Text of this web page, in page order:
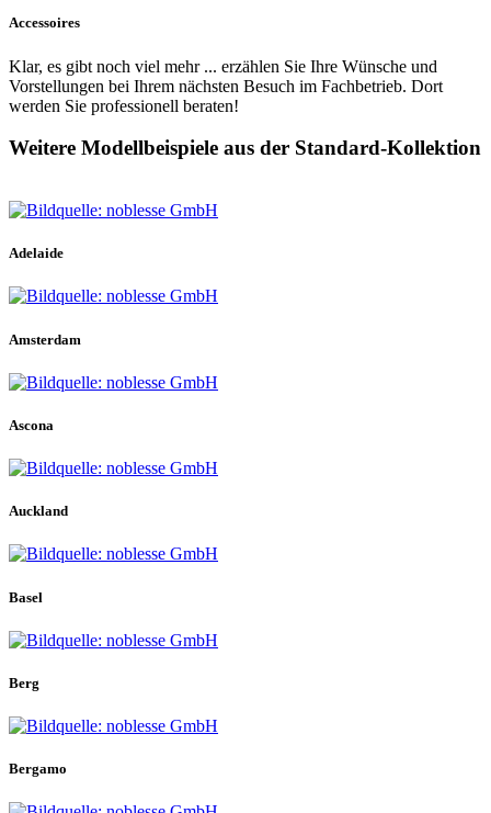
Accessoires
Klar, es gibt noch viel mehr ... erzählen Sie Ihre Wünsche und
Vorstellungen bei Ihrem nächsten Besuch im Fachbetrieb. Dort
werden Sie professionell beraten!
Weitere Modellbeispiele aus der Standard-Kollektion
Adelaide
Amsterdam
Ascona
Auckland
Basel
Berg
Bergamo